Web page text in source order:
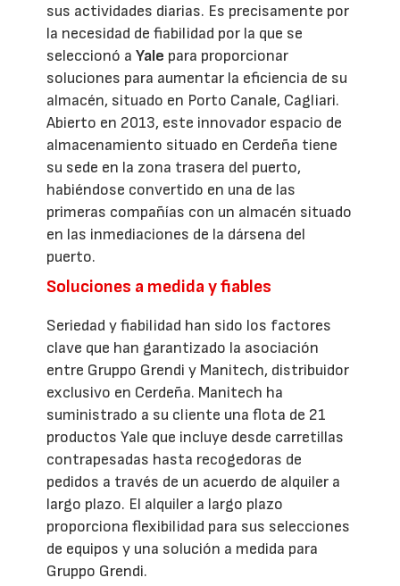
sus actividades diarias. Es precisamente por
la necesidad de fiabilidad por la que se
seleccionó aYale para proporcionar
soluciones para aumentar la eficiencia de su
almacén, situado en Porto Canale, Cagliari.
Abierto en 2013, este innovador espacio de
almacenamiento situado en Cerdeña tiene
su sede en la zona trasera del puerto,
habiéndose convertido en una de las
primeras compañías con un almacén situado
en las inmediaciones de la dársena del
puerto.
Soluciones a medida y fiables
Seriedad y fiabilidad han sido los factores
clave que han garantizado la asociación
entre Gruppo Grendi y Manitech, distribuidor
exclusivo en Cerdeña. Manitech ha
suministrado a su cliente una flota de 21
productos Yale que incluye desde carretillas
contrapesadas hasta recogedoras de
pedidos a través de un acuerdo de alquiler a
largo plazo. El alquiler a largo plazo
proporciona flexibilidad para sus selecciones
de equipos y una solución a medida para
Gruppo Grendi.